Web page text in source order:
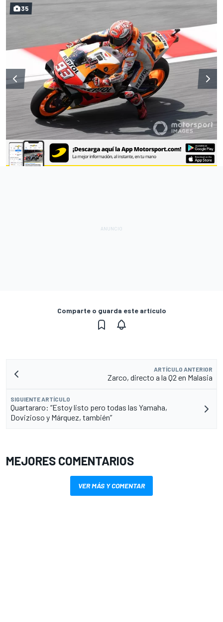
35
Comparte o guarda este artículo
ARTÍCULO ANTERIOR
Zarco, directo a la Q2 en Malasia
SIGUIENTE ARTÍCULO
Quartararo: “Estoy listo pero todas las Yamaha,
Dovizioso y Márquez, también”
MEJORES COMENTARIOS
VER MÁS Y COMENTAR